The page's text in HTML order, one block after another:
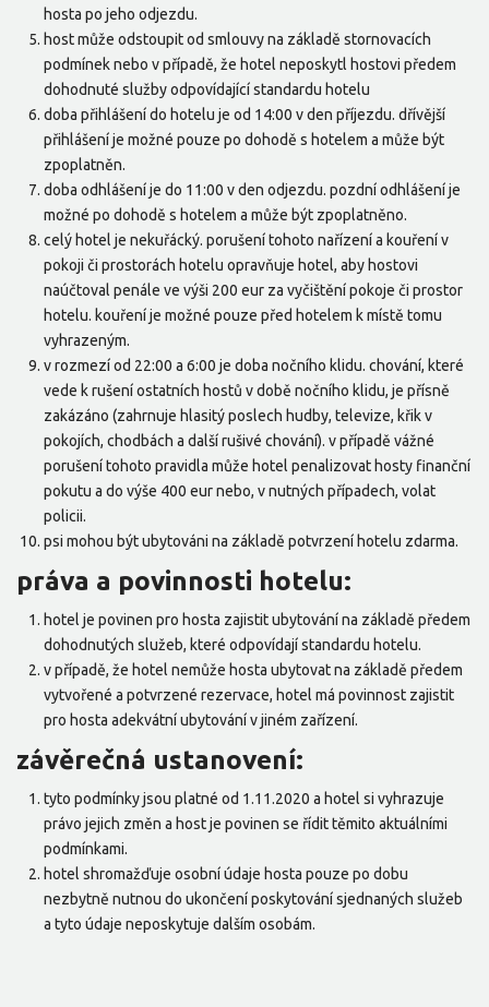
hosta po jeho odjezdu.
host může odstoupit od smlouvy na základě stornovacích
podmínek nebo v případě, že hotel neposkytl hostovi předem
dohodnuté služby odpovídající standardu hotelu
doba přihlášení do hotelu je od 14:00 v den příjezdu. dřívější
přihlášení je možné pouze po dohodě s hotelem a může být
zpoplatněn.
doba odhlášení je do 11:00 v den odjezdu. pozdní odhlášení je
možné po dohodě s hotelem a může být zpoplatněno.
celý hotel je nekuřácký. porušení tohoto nařízení a kouření v
pokoji či prostorách hotelu opravňuje hotel, aby hostovi
naúčtoval penále ve výši 200 eur za vyčištění pokoje či prostor
hotelu. kouření je možné pouze před hotelem k místě tomu
vyhrazeným.
v rozmezí od 22:00 a 6:00 je doba nočního klidu. chování, které
vede k rušení ostatních hostů v době nočního klidu, je přísně
zakázáno (zahrnuje hlasitý poslech hudby, televize, křik v
pokojích, chodbách a další rušivé chování). v případě vážné
porušení tohoto pravidla může hotel penalizovat hosty finanční
pokutu a do výše 400 eur nebo, v nutných případech, volat
policii.
psi mohou být ubytováni na základě potvrzení hotelu zdarma.
práva a povinnosti hotelu:
hotel je povinen pro hosta zajistit ubytování na základě předem
dohodnutých služeb, které odpovídají standardu hotelu.
v případě, že hotel nemůže hosta ubytovat na základě předem
vytvořené a potvrzené rezervace, hotel má povinnost zajistit
pro hosta adekvátní ubytování v jiném zařízení.
závěrečná ustanovení:
tyto podmínky jsou platné od 1.11.2020 a hotel si vyhrazuje
právo jejich změn a host je povinen se řídit těmito aktuálními
podmínkami.
hotel shromažďuje osobní údaje hosta pouze po dobu
nezbytně nutnou do ukončení poskytování sjednaných služeb
a tyto údaje neposkytuje dalším osobám.